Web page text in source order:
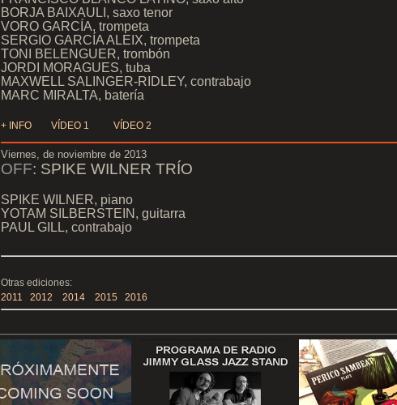
BORJA BAIXAULI, saxo tenor
VORO GARCÍA, trompeta
SERGIO GARCÍA ALEIX, trompeta
TONI BELENGUER, trombón
JORDI MORAGUES, tuba
MAXWELL SALINGER-RIDLEY, contrabajo
MARC MIRALTA, batería
+ INFO VÍDEO 1 VÍDEO 2
Viernes, de noviembre de 2013
OFF: SPIKE WILNER TRÍO
SPIKE WILNER, piano
YOTAM SILBERSTEIN, guitarra
PAUL GILL, contrabajo
Otras ediciones:
2011
2012 2014 2015 2016